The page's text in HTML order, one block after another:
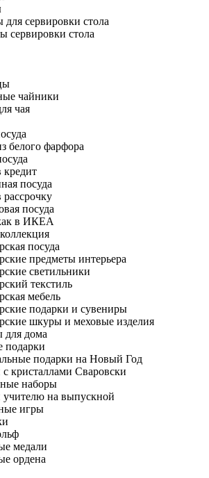
сервировки стола
сервировки стола
чайники
чая
белого фарфора
кредит
посуда
рассрочку
посуда
в ИКЕА
посуда
предметы интерьера
светильники
текстиль
мебель
подарки и сувениры
шкуры и меховые изделия
для дома
подарки
подарки на Новый Год
кристаллами Сваровски
наборы
учителю на выпускной
игры
медали
ордена